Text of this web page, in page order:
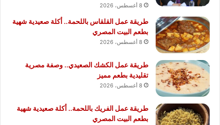
8 أغسطس، 2026
طريقة عمل القلقاس باللحمة.. أكلة صعيدية شهية
بطعم البيت المصري
8 أغسطس، 2026
طريقة عمل الكشك الصعيدي.. وصفة مصرية
تقليدية بطعم مميز
8 أغسطس، 2026
طريقة عمل الفريك باللحمة.. أكلة صعيدية شهية
بطعم البيت المصري